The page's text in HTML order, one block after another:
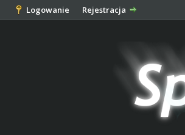
Logowanie Rejestracja